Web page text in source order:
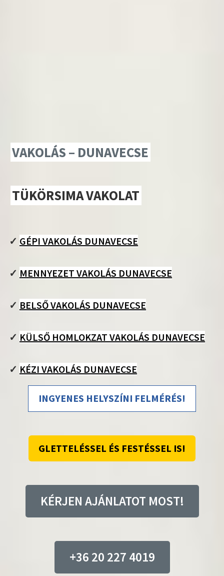
VAKOLÁS – DUNAVECSE
TÜKÖRSIMA VAKOLAT
✓ GÉPI VAKOLÁS DUNAVECSE
✓ MENNYEZET VAKOLÁS DUNAVECSE
✓ BELSŐ VAKOLÁS DUNAVECSE
✓ KÜLSŐ HOMLOKZAT VAKOLÁS DUNAVECSE
✓ KÉZI VAKOLÁS DUNAVECSE
INGYENES HELYSZÍNI FELMÉRÉS!
GLETTELÉSSEL ÉS FESTÉSSEL IS!
KÉRJEN AJÁNLATOT MOST!
+36 20 227 4019